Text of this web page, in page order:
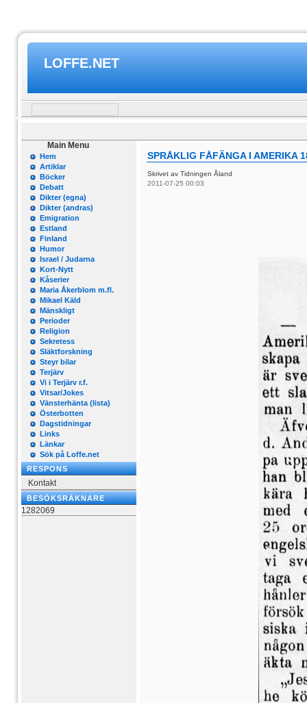
LOFFE.NET
Main Menu
Hem
Artiklar
Böcker
Debatt
Dikter (egna)
Dikter (andras)
Emigration
Estland
Finland
Humor
Israel / Judarna
Kort-Nytt
Kåserier
Maria Åkerblom m.fl.
Mikael Käld
Mänskligt
Perioder
Religion
Sekretess
Släktforskning
Steyr bilar
Terjärv
Vi i Terjärv r.f.
Vitsar/Jokes
Vänsterhänta (lista)
Österbotten
Dagstidningar
Links
Länkar
Sök på Loffe.net
RESPONS
Kontakt
BESÖKSRÄKNARE
1282069
SPRÅKLIG FÅFÄNGA I AMERIKA
Skrivet av Tidningen Åland
2011-07-25 00:03